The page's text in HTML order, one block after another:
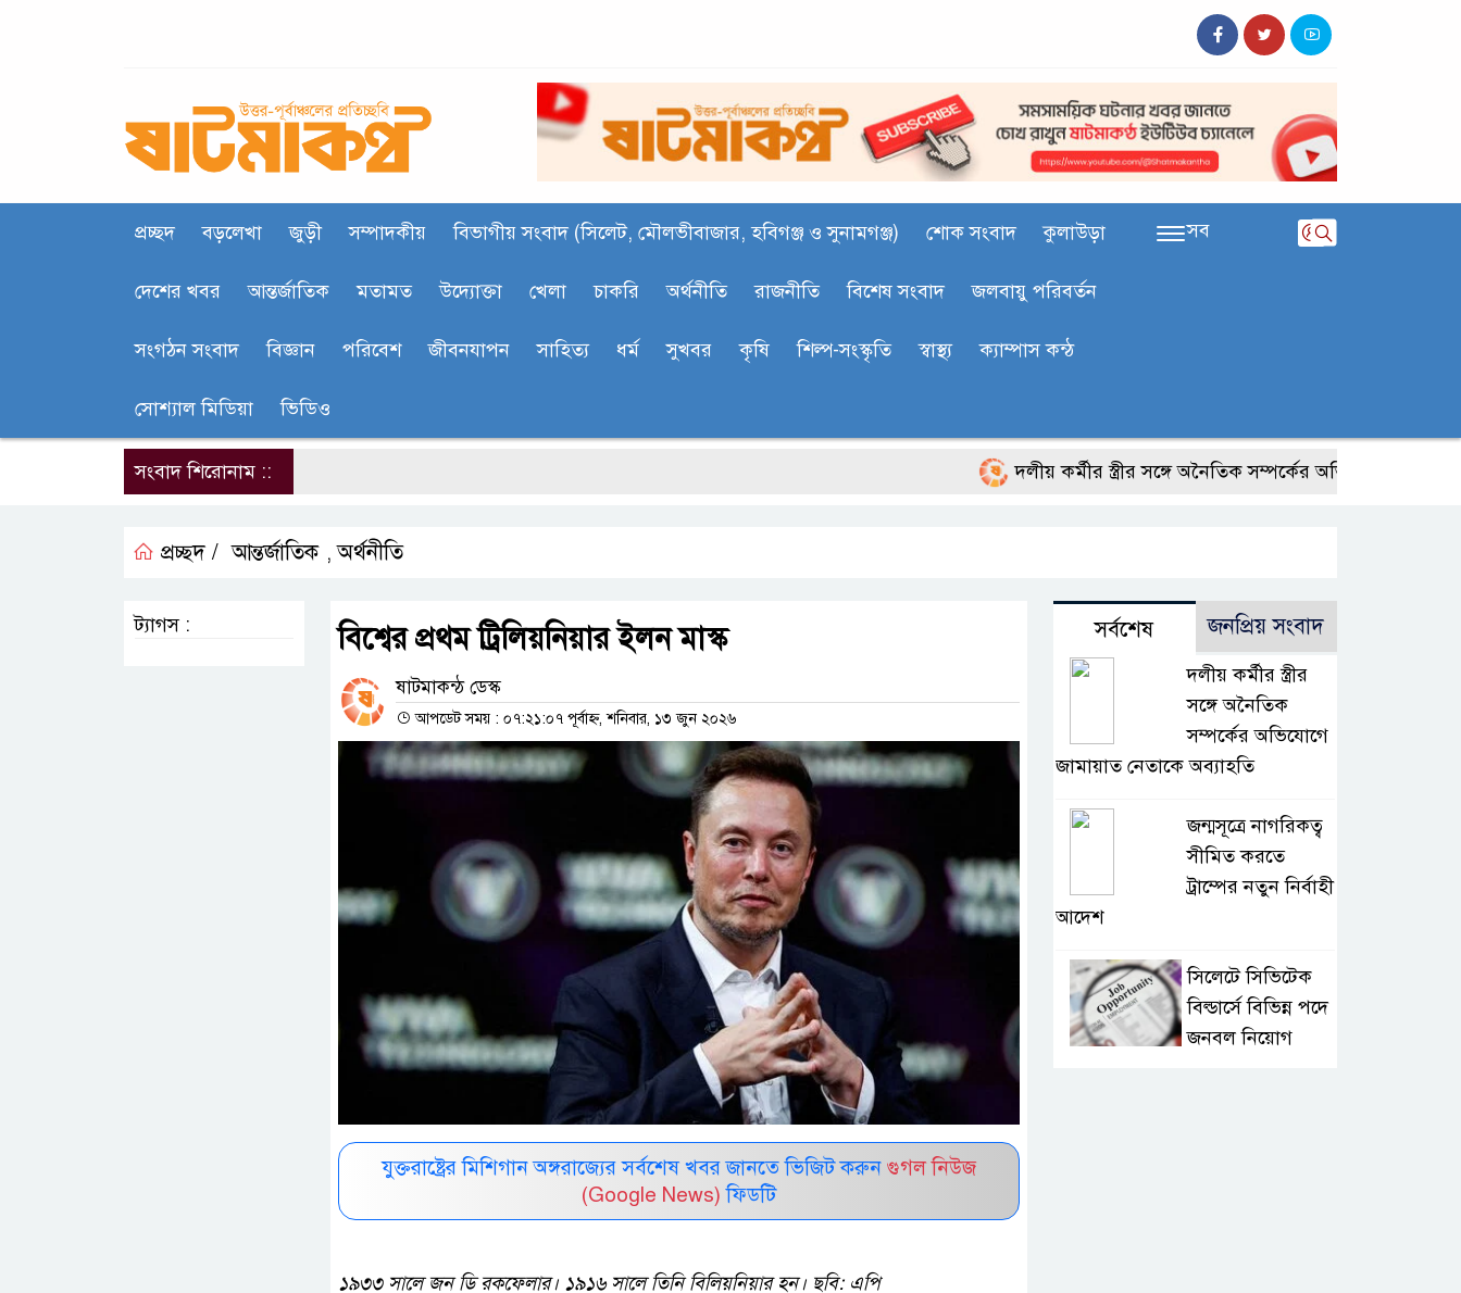
প্রচ্ছদ বড়লেখা জুড়ী সম্পাদকীয় বিভাগীয় সংবাদ (সিলেট, মৌলভীবাজার, হবিগঞ্জ ও সুনামগঞ্জ) শোক সংবাদ কুলাউড়া
দেশের খবর আন্তর্জাতিক মতামত উদ্যোক্তা খেলা চাকরি অর্থনীতি রাজনীতি বিশেষ সংবাদ জলবায়ু পরিবর্তন
সংগঠন সংবাদ বিজ্ঞান পরিবেশ জীবনযাপন সাহিত‍্য ধর্ম সুখবর কৃষি শিল্প-সংস্কৃতি স্বাস্থ্য ক‍্যাম্পাস কন্ঠ
সোশ্যাল মিডিয়া ভিডিও
সব
সংবাদ শিরোনাম :: দলীয় কর্মীর স্ত্রীর সঙ্গে অনৈতিক সম্পর্কের অভিযোগে জামায়াত
প্রচ্ছদ / আন্তর্জাতিক ,অর্থনীতি
বিশ্বের প্রথম ট্রিলিয়নিয়ার ইলন মাস্ক
ষাটমাকন্ঠ ডেস্ক
আপডেট সময় : ০৭:২১:০৭ পূর্বাহ্ন, শনিবার, ১৩ জুন ২০২৬
যুক্তরাষ্ট্রের মিশিগান অঙ্গরাজ্যের সর্বশেষ খবর জানতে ভিজিট করুন গুগল নিউজ
(Google News) ফিডটি
১৯৩৩ সালে জন ডি রকফেলার। ১৯১৬ সালে তিনি বিলিয়নিয়ার হন। ছবি: এপি
ট্যাগস : সর্বশেষ জনপ্রিয় সংবাদ
দলীয় কর্মীর স্ত্রীর
সঙ্গে অনৈতিক
সম্পর্কের অভিযোগে
জামায়াত নেতাকে অব্যাহতি
জন্মসূত্রে নাগরিকত্ব
সীমিত করতে
ট্রাম্পের নতুন নির্বাহী
আদেশ
সিলেটে সিভিটেক
বিল্ডার্সে বিভিন্ন পদে
জনবল নিয়োগ